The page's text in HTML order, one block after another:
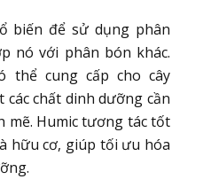
biến để sử dụng phân
nó với phân bón khác.
thể cung cấp cho cây
chất dinh dưỡng cần
mẽ. Humic tương tác tốt
hữu cơ, giúp tối ưu hóa